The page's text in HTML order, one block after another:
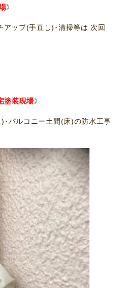
》
アップ(手直し)･清掃等は 次回
塗装現場》
･バルコニー土間(床)の防水工事